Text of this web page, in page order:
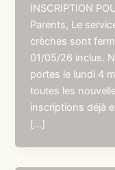
INSCRIPTION
Parents, Le
crèches sont
01/05/26 inclus.
portes le lundi 4
toutes les
inscriptions déjà
[…]